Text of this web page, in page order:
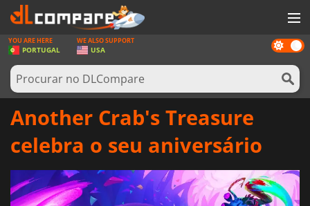
JOGOS
GAME CARDS
SOFTWARE
NOTÍCIAS
Dark
mode
YOU ARE HERE
PORTUGAL
WE ALSO SUPPORT
USA
Another Crab's Treasure
celebra o seu aniversário